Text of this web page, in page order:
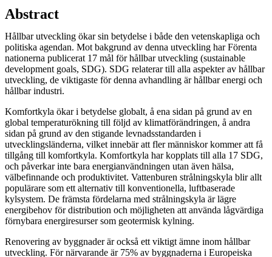
Abstract
Hållbar utveckling ökar sin betydelse i både den vetenskapliga och
politiska agendan. Mot bakgrund av denna utveckling har Förenta
nationerna publicerat 17 mål för hållbar utveckling (sustainable
development goals, SDG). SDG relaterar till alla aspekter av hållbar
utveckling, de viktigaste för denna avhandling är hållbar energi och
hållbar industri.
Komfortkyla ökar i betydelse globalt, å ena sidan på grund av en
global temperaturökning till följd av klimatförändringen, å andra
sidan på grund av den stigande levnadsstandarden i
utvecklingsländerna, vilket innebär att fler människor kommer att få
tillgång till komfortkyla. Komfortkyla har kopplats till alla 17 SDG,
och påverkar inte bara energianvändningen utan även hälsa,
välbefinnande och produktivitet. Vattenburen strålningskyla blir allt
populärare som ett alternativ till konventionella, luftbaserade
kylsystem. De främsta fördelarna med strålningskyla är lägre
energibehov för distribution och möjligheten att använda lågvärdiga
förnybara energiresurser som geotermisk kylning.
Renovering av byggnader är också ett viktigt ämne inom hållbar
utveckling. För närvarande är 75% av byggnaderna i Europeiska